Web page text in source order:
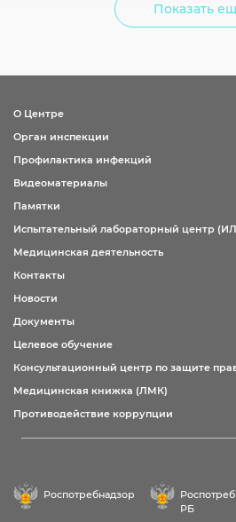
Показать
О Центре
Орган инспекции
Профилактика инфекций
Видеоматериалы
Памятки
Испытательный лабораторный центр
Медицинская деятельность
Контакты
Новости
Документы
Целевое обучение
Консультационный центр по защите
Медицинская книжка (ЛМК)
Противодействие коррупции
Роспотребнадзор
РБ